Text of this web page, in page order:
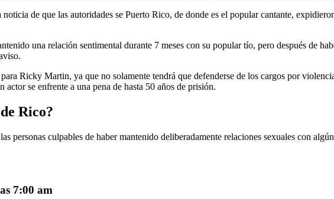
de que las autoridades se Puerto Rico, de donde es el popular cantante,
una relación sentimental durante 7 meses con su popular tío, pero después de
Ricky Martin, ya que no solamente tendrá que defenderse de los cargos por
se enfrente a una pena de hasta 50 años de prisión.
Rico?
personas culpables de haber mantenido deliberadamente relaciones sexuales con
7:00 am